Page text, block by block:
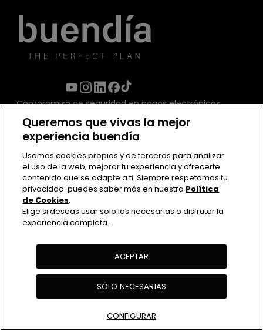
Ver Actividades
Compromiso de seguridad en pagos electrónicos
Contacto
Política de cookies
Queremos que vivas la mejor
experiencia buendía
Usamos cookies propias y de terceros para analizar
el uso de la web, mejorar tu experiencia y ofrecerte
contenido que se adapte a ti. Siempre respetamos tu
privacidad: puedes saber más en nuestra Política
de Cookies.
Elige si deseas usar solo las necesarias o disfrutar la
experiencia completa.
ACEPTAR
SÓLO NECESARIAS
CONFIGURAR